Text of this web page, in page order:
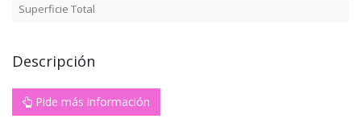
Superficie Total
Descripción
Pide más información